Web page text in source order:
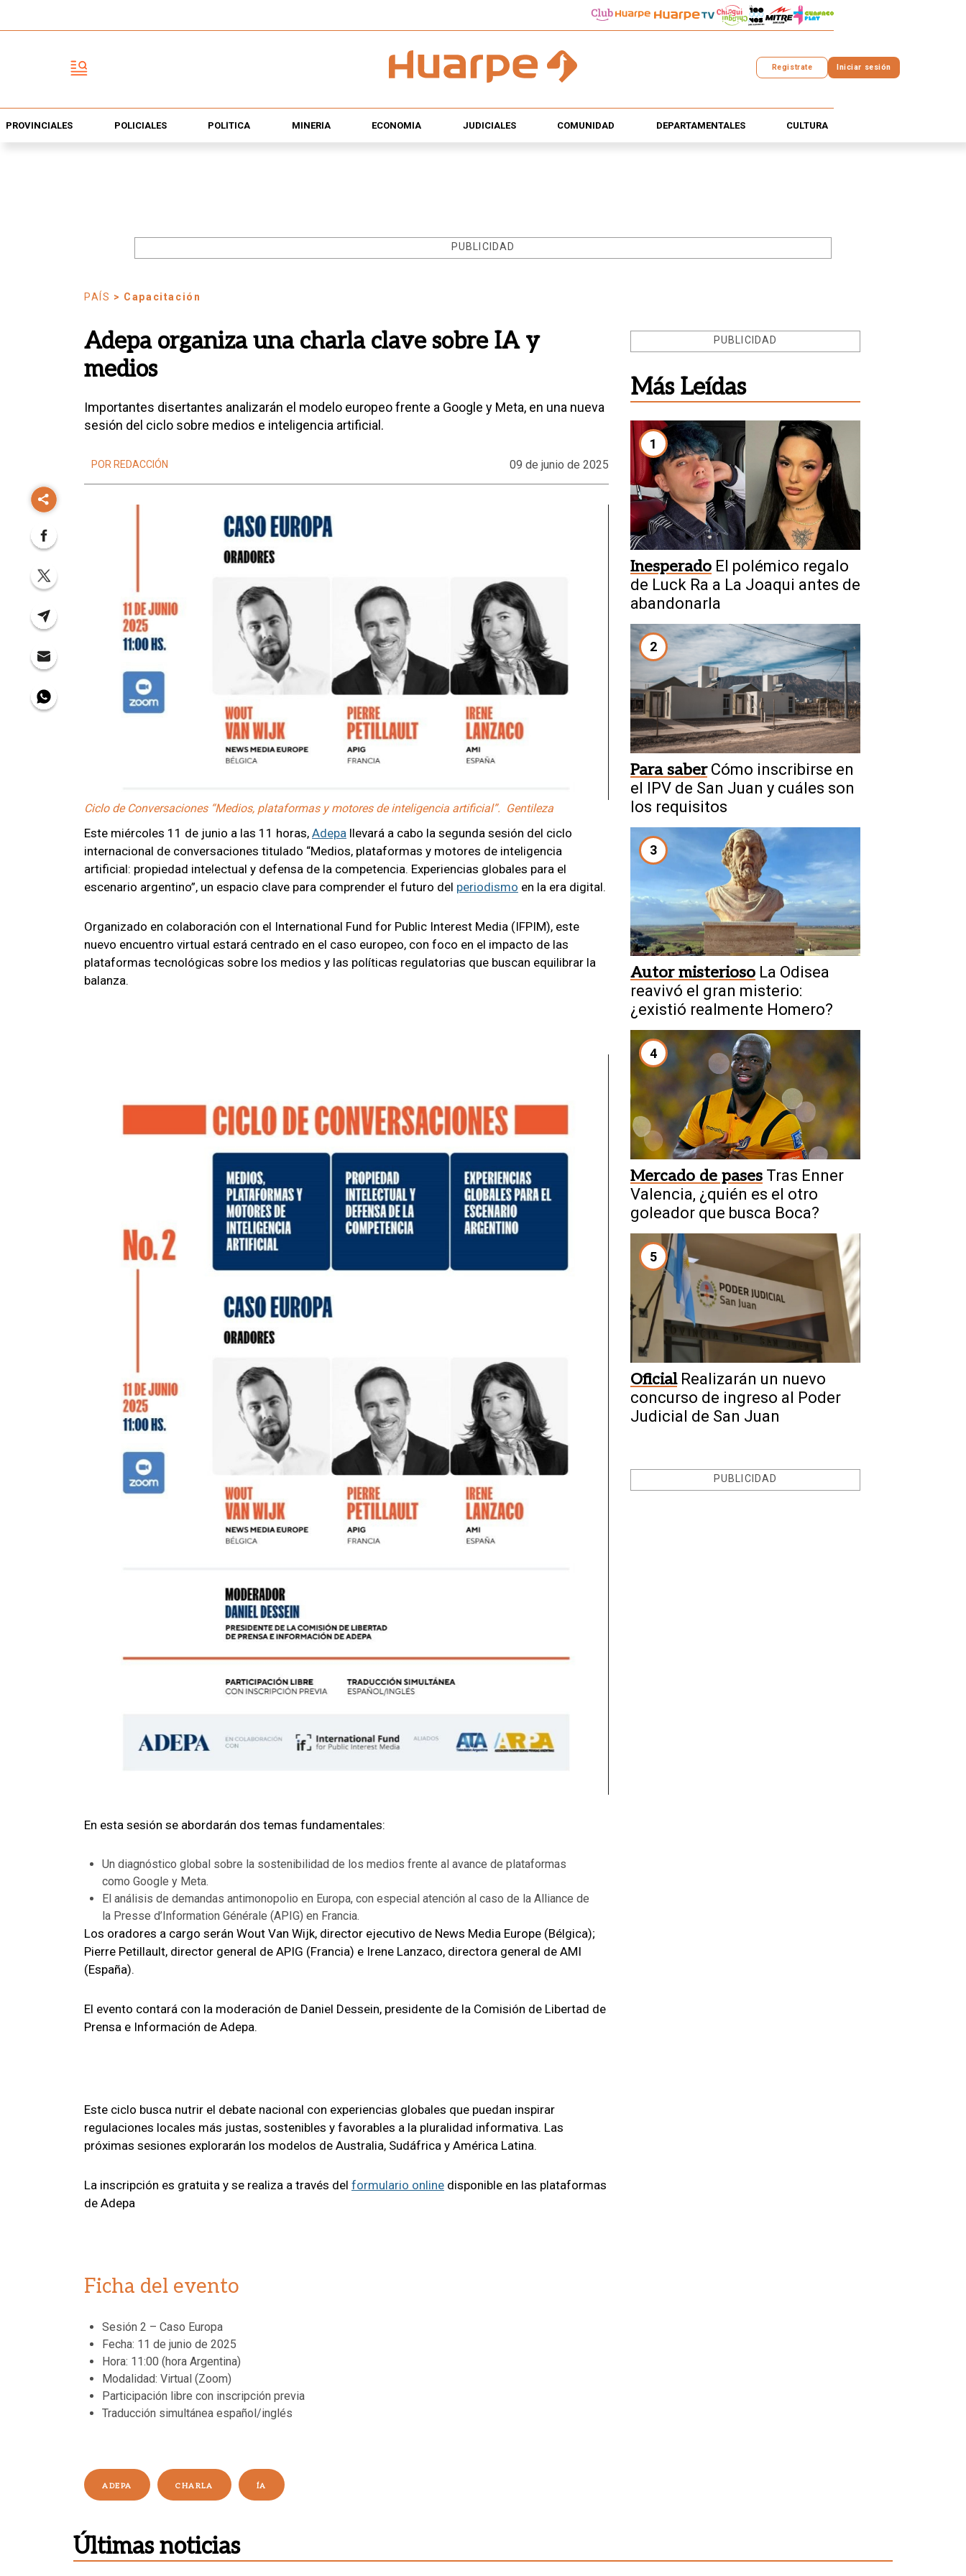
Registrate Iniciar sesión
PROVINCIALES POLICIALES POLÍTICA MINERÍA ECONOMÍA JUDICIALES COMUNIDAD DEPARTAMENTALES CULTURA
PUBLICIDAD
PAÍS > Capacitación
Adepa organiza una charla clave sobre IA y
medios
Importantes disertantes analizarán el modelo europeo frente a Google y Meta, en una nueva
sesión del ciclo sobre medios e inteligencia artificial.
POR REDACCIÓN 09 de junio de 2025
Ciclo de Conversaciones “Medios, plataformas y motores de inteligencia artificial”. Gentileza
Este miércoles 11 de junio a las 11 horas, Adepa llevará a cabo la segunda sesión del ciclo
internacional de conversaciones titulado “Medios, plataformas y motores de inteligencia
artificial: propiedad intelectual y defensa de la competencia. Experiencias globales para el
escenario argentino”, un espacio clave para comprender el futuro del periodismo en la era digital.
Organizado en colaboración con el International Fund for Public Interest Media (IFPIM), este
nuevo encuentro virtual estará centrado en el caso europeo, con foco en el impacto de las
plataformas tecnológicas sobre los medios y las políticas regulatorias que buscan equilibrar la
balanza.
En esta sesión se abordarán dos temas fundamentales:
Un diagnóstico global sobre la sostenibilidad de los medios frente al avance de plataformas
como Google y Meta.
El análisis de demandas antimonopolio en Europa, con especial atención al caso de la Alliance de
la Presse d’Information Générale (APIG) en Francia.
Los oradores a cargo serán Wout Van Wijk, director ejecutivo de News Media Europe (Bélgica);
Pierre Petillault, director general de APIG (Francia) e Irene Lanzaco, directora general de AMI
(España).
El evento contará con la moderación de Daniel Dessein, presidente de la Comisión de Libertad de
Prensa e Información de Adepa.
Este ciclo busca nutrir el debate nacional con experiencias globales que puedan inspirar
regulaciones locales más justas, sostenibles y favorables a la pluralidad informativa. Las
próximas sesiones explorarán los modelos de Australia, Sudáfrica y América Latina.
La inscripción es gratuita y se realiza a través del formulario online disponible en las plataformas
de Adepa
Ficha del evento
Sesión 2 – Caso Europa
Fecha: 11 de junio de 2025
Hora: 11:00 (hora Argentina)
Modalidad: Virtual (Zoom)
Participación libre con inscripción previa
Traducción simultánea español/inglés
ADEPA CHARLA ÍA
PUBLICIDAD
Más Leídas
1
Inesperado El polémico regalo
de Luck Ra a La Joaqui antes de
abandonarla
2
Para saber Cómo inscribirse en
el IPV de San Juan y cuáles son
los requisitos
3
Autor misterioso La Odisea
reavivó el gran misterio:
¿existió realmente Homero?
4
Mercado de pases Tras Enner
Valencia, ¿quién es el otro
goleador que busca Boca?
5
Oficial Realizarán un nuevo
concurso de ingreso al Poder
Judicial de San Juan
PUBLICIDAD
Últimas noticias